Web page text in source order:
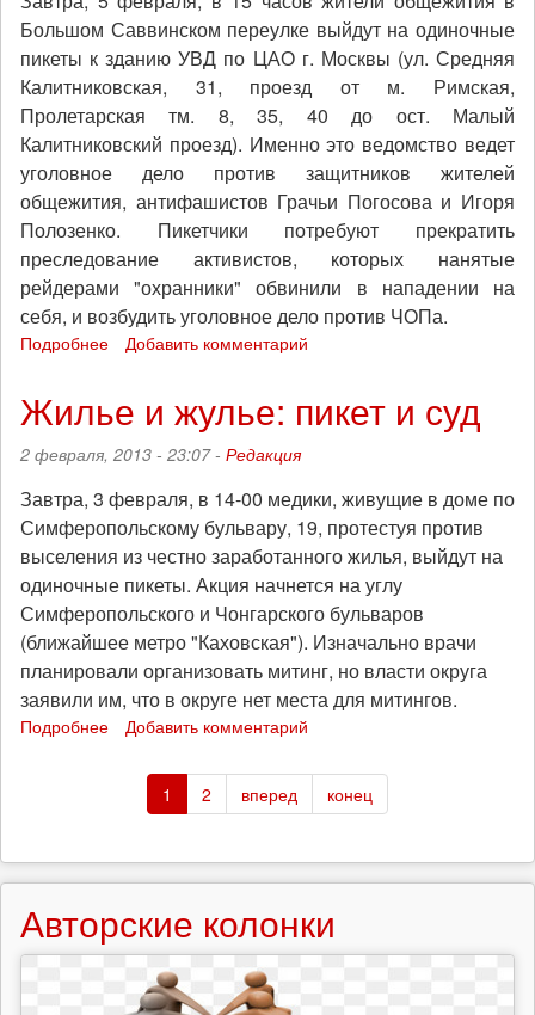
Большом Саввинском переулке выйдут на одиночные
пикеты к зданию УВД по ЦАО г. Москвы (ул. Средняя
Калитниковская, 31, проезд от м. Римская,
Пролетарская тм. 8, 35, 40 до ост. Малый
Калитниковский проезд). Именно это ведомство ведет
уголовное дело против защитников жителей
общежития, антифашистов Грачьи Погосова и Игоря
Полозенко. Пикетчики потребуют прекратить
преследование активистов, которых нанятые
рейдерами "охранники" обвинили в нападении на
себя, и возбудить уголовное дело против ЧОПа.
Подробнее
общежития
освободить
своих
защитников
Добавить комментарий
Жилье и жулье: пикет и суд
2 февраля, 2013 - 23:07 - Редакция
Завтра, 3 февраля, в 14-00 медики, живущие в доме по
Симферопольскому бульвару, 19, протестуя против
выселения из честно заработанного жилья, выйдут на
одиночные пикеты. Акция начнется на углу
Симферопольского и Чонгарского бульваров
(ближайшее метро "Каховская"). Изначально врачи
планировали организовать митинг, но власти округа
заявили им, что в округе нет места для митингов.
Подробнее
пикет
суд
Добавить комментарий
1 2 вперед конец
Авторские колонки